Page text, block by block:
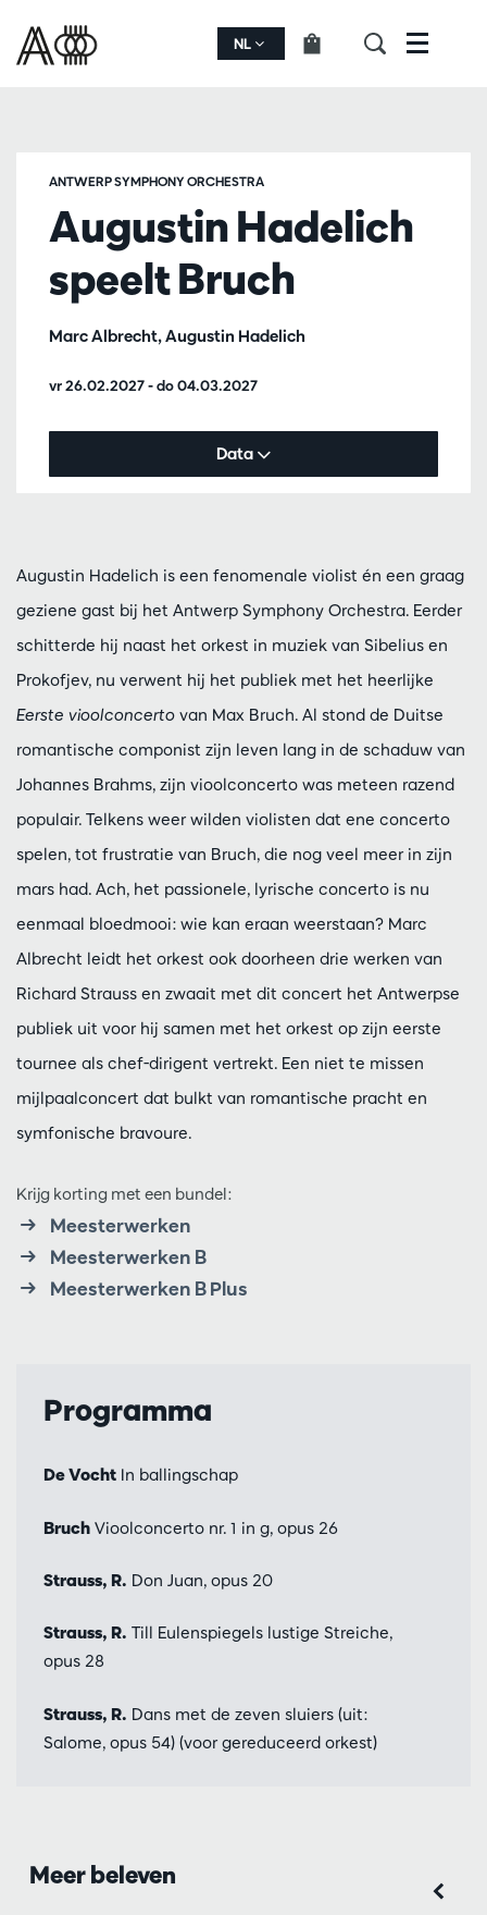
NL Menu
Augustin Hadelich
speelt Bruch
Marc Albrecht, Augustin Hadelich
ANTWERP SYMPHONY ORCHESTRA
vr 26.02.2027-do 04.03.2027
Data
Augustin Hadelich is een fenomenale violist én een graag
geziene gast bij het Antwerp Symphony Orchestra. Eerder
schitterde hij naast het orkest in muziek van Sibelius en
Prokofjev, nu verwent hij het publiek met het heerlijke
Eerste vioolconcerto van Max Bruch. Al stond de Duitse
romantische componist zijn leven lang in de schaduw van
Johannes Brahms, zijn vioolconcerto was meteen razend
populair. Telkens weer wilden violisten dat ene concerto
spelen, tot frustratie van Bruch, die nog veel meer in zijn
mars had. Ach, het passionele, lyrische concerto is nu
eenmaal bloedmooi: wie kan eraan weerstaan? Marc
Albrecht leidt het orkest ook doorheen drie werken van
Richard Strauss en zwaait met dit concert het Antwerpse
publiek uit voor hij samen met het orkest op zijn eerste
tournee als chef-dirigent vertrekt. Een niet te missen
mijlpaalconcert dat bulkt van romantische pracht en
symfonische bravoure.
Krijg korting met een bundel:
Meesterwerken
Meesterwerken B
Meesterwerken B Plus
Programma
De Vocht In ballingschap
Bruch Vioolconcerto nr. 1 in g, opus 26
Strauss, R. Don Juan, opus 20
Strauss, R. Till Eulenspiegels lustige Streiche,
opus 28
Strauss, R. Dans met de zeven sluiers (uit:
Salome, opus 54) (voor gereduceerd orkest)
Meer beleven